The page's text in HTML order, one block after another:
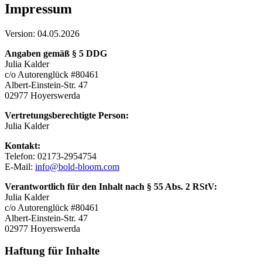
Impressum
Version: 04.05.2026
Angaben gemäß § 5 DDG
Julia Kalder
c/o Autorenglück #80461
Albert-Einstein-Str. 47
02977 Hoyerswerda
Vertretungsberechtigte Person:
Julia Kalder
Kontakt:
Telefon: 02173-2954754
E-Mail: info@bold-bloom.com
Verantwortlich für den Inhalt nach § 55 Abs. 2 RStV:
Julia Kalder
c/o Autorenglück #80461
Albert-Einstein-Str. 47
02977 Hoyerswerda
Haftung für Inhalte